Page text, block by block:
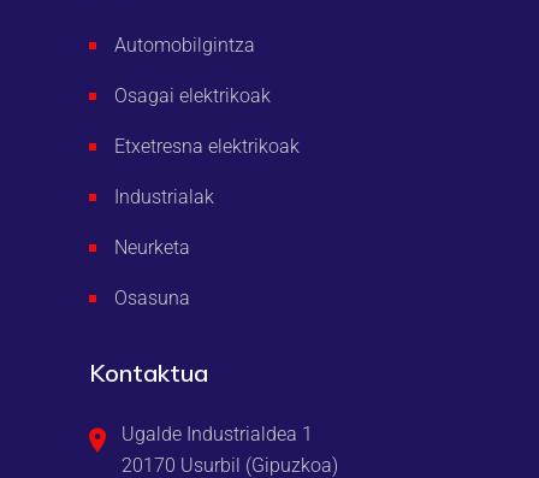
Automobilgintza
Osagai elektrikoak
Etxetresna elektrikoak
Industrialak
Neurketa
Osasuna
Kontaktua
Ugalde Industrialdea 1
20170 Usurbil (Gipuzkoa)